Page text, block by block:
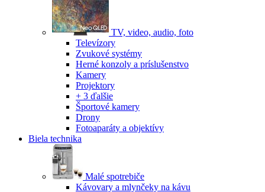
TV, video, audio, foto
Televízory
Zvukové systémy
Herné konzoly a príslušenstvo
Kamery
Projektory
+ 3 ďalšie
Športové kamery
Drony
Fotoaparáty a objektívy
Biela technika
Malé spotrebiče
Kávovary a mlynčeky na kávu